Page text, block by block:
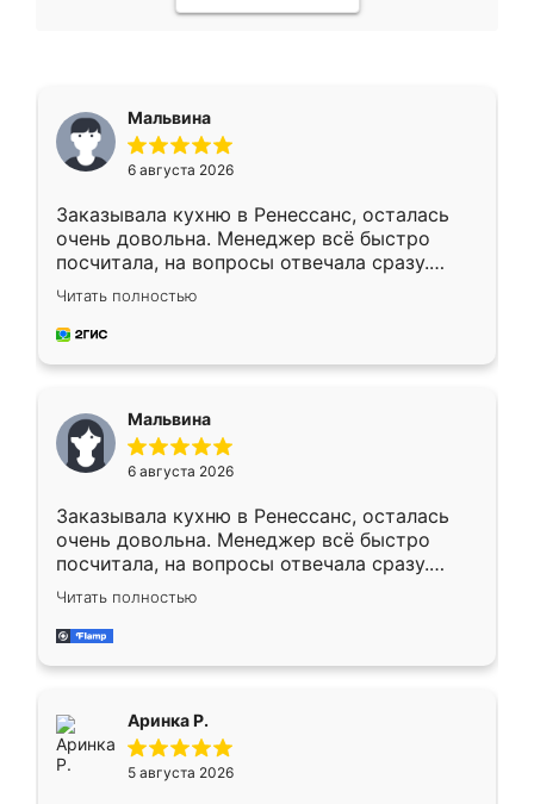
Мальвина
6 августа 2026
Заказывала кухню в Ренессанс, осталась
очень довольна. Менеджер всё быстро
посчитала, на вопросы отвечала сразу.
Замерщик приехал в субботу, подошёл к
делу со всей ответственностью. Собрали
за день, ребята работали аккуратно, даже
Читать полностью
Мальвина
6 августа 2026
Заказывала кухню в Ренессанс, осталась
очень довольна. Менеджер всё быстро
посчитала, на вопросы отвечала сразу.
Замерщик приехал в субботу, подошёл к
делу со всей ответственностью. Собрали
за день, ребята работали аккуратно, даже
Читать полностью
Аринка Р.
5 августа 2026